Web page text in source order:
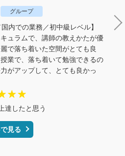
グループ
国内での業務／初中級レベル】
ュラムで、講師の教えかたが優
で落ち着いた空間がとても良
業で、落ち着いて勉強できるの
がアップして、とても良かっ
達したと思う
見る